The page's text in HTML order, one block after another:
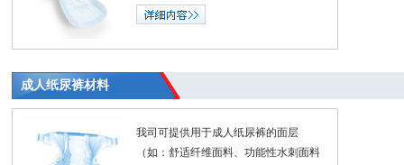
成人纸尿裤材料
我司可提供用于成人纸尿裤的面层
（如：舒适纤维面料、功能性水刺面料